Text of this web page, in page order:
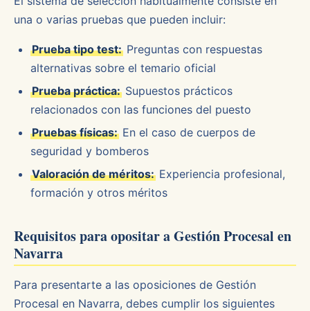
una o varias pruebas que pueden incluir:
Prueba tipo test: Preguntas con respuestas
alternativas sobre el temario oficial
Prueba práctica: Supuestos prácticos
relacionados con las funciones del puesto
Pruebas físicas: En el caso de cuerpos de
seguridad y bomberos
Valoración de méritos: Experiencia profesional,
formación y otros méritos
Requisitos para opositar a Gestión Procesal en
Navarra
Para presentarte a las oposiciones de Gestión
Procesal en Navarra, debes cumplir los siguientes